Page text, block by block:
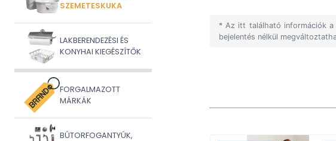
SZEMETESKUKA
LAKBERENDEZÉSI ÉS
KONYHAI KIEGÉSZÍTŐK
FORGALMAZOTT
MÁRKÁK
BÚTORFOGANTYÚK,
* Az itt található információk
bejelentés nélkül